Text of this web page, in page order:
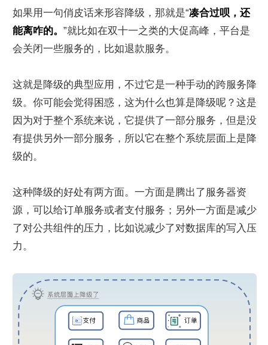
如果用一句俏皮话来形容降级，那就是“凑合过呗，还
能离咋的。 ”就比如在双十一之类的大促高峰，平台是
会关闭一些服务的，比如退款服务。
这就是降级的典型应用，不过它是一种手动的跨服务降
级。你可能会觉得困惑，这为什么也算是降级呢？这是
因为对于整个系统来说，它提供了一部分服务，但是没
有提供另外一部分服务，所以它在整个系统层面上是降
级的。
这种降级的好处有两方面。一方面是腾出了服务器资
源，可以给订单服务或者支付服务；另外一方面是减少
了对公共组件的压力，比如说减少了对数据库的写入压
力。